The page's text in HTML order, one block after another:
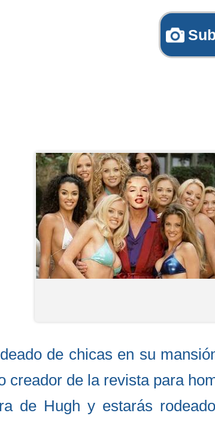
de chicas en su
creador de la revista para
de Hugh y estarás